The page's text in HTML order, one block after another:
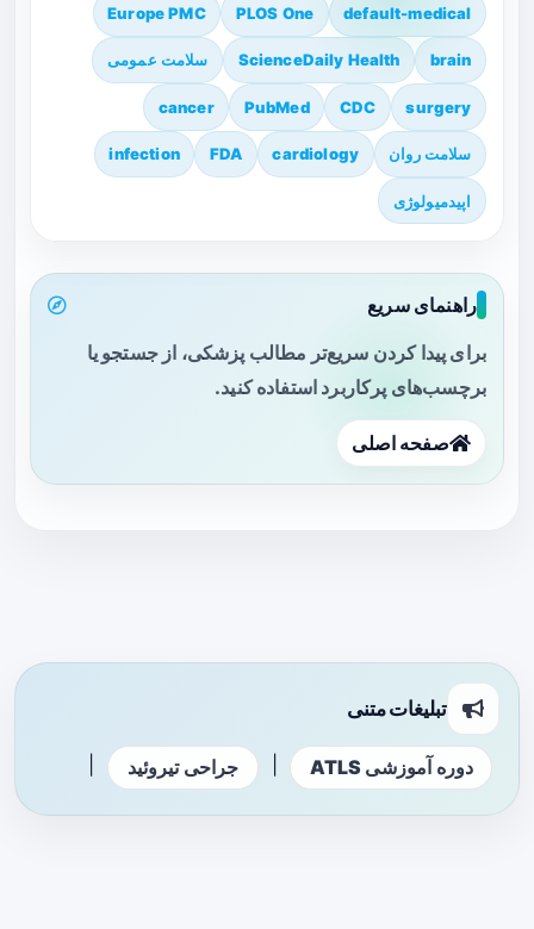
default-medical
PLOS One
Europe PMC
brain
ScienceDaily Health سلامت عمومی
surgery
CDC
PubMed
cancer
سلامت روان cardiology
FDA
infection
اپیدمیولوژی
راهنمای سریع
برای پیدا کردن سریع‌تر مطالب پزشکی، از جستجو یا
برچسب‌های پرکاربرد استفاده کنید.
صفحه اصلی
تبلیغات متنی
دوره آموزشی ATLS جراحی تیروئید